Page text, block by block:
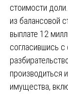
стоимости
из балансовой
выплате 12
согласившись
производиться
имущества,